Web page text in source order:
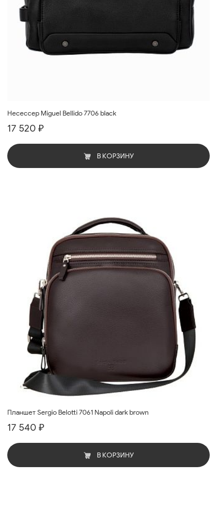
Несессер Miguel Bellido 7706 black
17 520 ₽
В КОРЗИНУ
Планшет Sergio Belotti 7061 Napoli dark brown
17 540 ₽
В КОРЗИНУ